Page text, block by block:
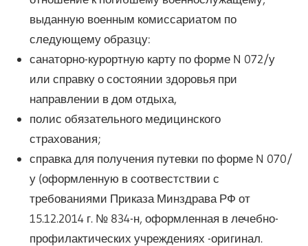
выданную военным комиссариатом по
следующему образцу:
санаторно-курортную карту по форме N 072/у
или справку о состоянии здоровья при
направлении в дом отдыха,
полис обязательного медицинского
страхования;
справка для получения путевки по форме N 070/
у (оформленную в соотвестствии с
требованиями Приказа Минздрава РФ от
15.12.2014 г. № 834-н, оформленная в лечебно-
профилактических учреждениях -оригинал.